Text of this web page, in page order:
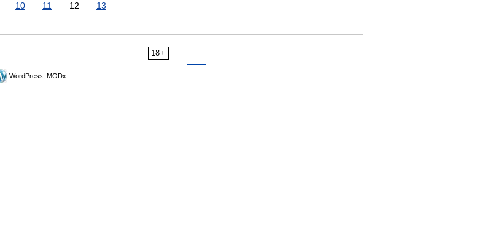
10 11 12 13
18+
WordPress, MODx.